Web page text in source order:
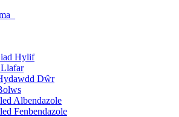
Hylif
Dŵr
Albendazole
Fenbendazole